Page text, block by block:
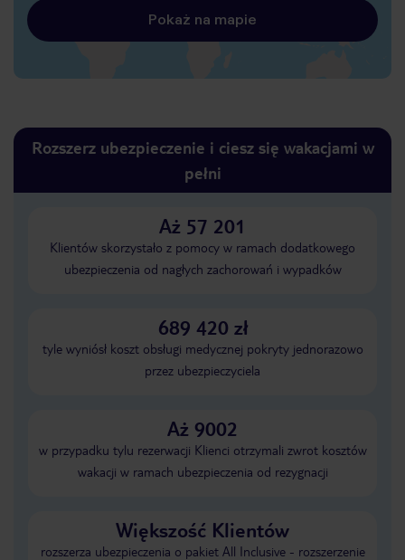
Pokaż na mapie
Rozszerz ubezpieczenie i ciesz się wakacjami w
pełni
Aż 57 201
Klientów skorzystało z pomocy w ramach dodatkowego
ubezpieczenia od nagłych zachorowań i wypadków
689 420 zł
tyle wyniósł koszt obsługi medycznej pokryty jednorazowo
przez ubezpieczyciela
Aż 9002
w przypadku tylu rezerwacji Klienci otrzymali zwrot kosztów
wakacji w ramach ubezpieczenia od rezygnacji
Większość Klientów
rozszerza ubezpieczenia o pakiet All Inclusive - rozszerzenie